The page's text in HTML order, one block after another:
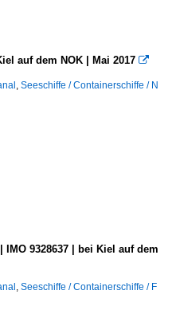
auf dem NOK | Mai 2017 
, Seeschiffe / Containerschiffe / N
9328637 | bei Kiel auf dem
, Seeschiffe / Containerschiffe / F